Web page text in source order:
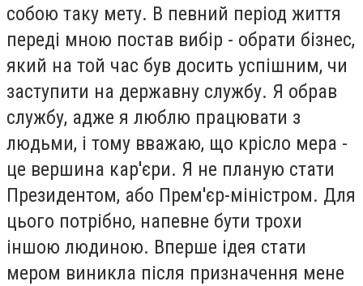
собою таку мету. В певний період життя
переді мною постав вибір - обрати бізнес,
який на той час був досить успішним, чи
заступити на державну службу. Я обрав
службу, адже я люблю працювати з
людьми, і тому вважаю, що крісло мера -
це вершина кар'єри. Я не планую стати
Президентом, або Прем'єр-міністром. Для
цього потрібно, напевне бути трохи
іншою людиною. Вперше ідея стати
мером виникла після призначення мене